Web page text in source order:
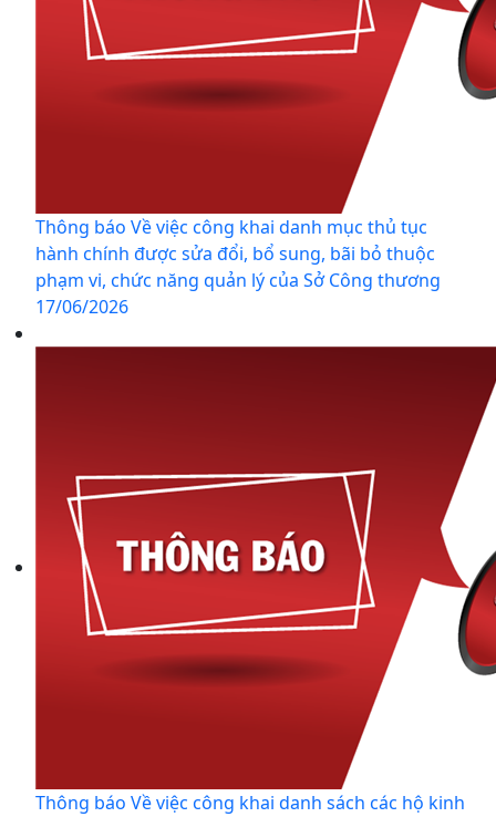
Thông báo Về việc công khai danh mục thủ tục
hành chính được sửa đổi, bổ sung, bãi bỏ thuộc
phạm vi, chức năng quản lý của Sở Công thương
17/06/2026
Thông báo Về việc công khai danh sách các hộ kinh